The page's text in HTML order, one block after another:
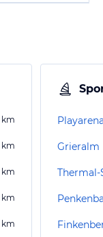
km
km
km
km
km
Grieralm